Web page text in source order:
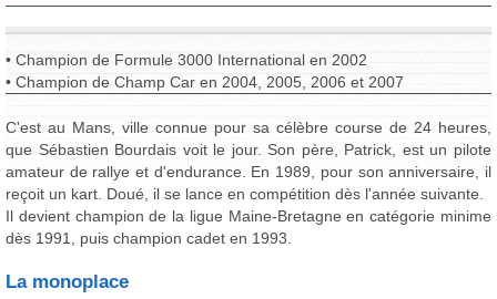
• Champion de Formule 3000 International en 2002
• Champion de Champ Car en 2004, 2005, 2006 et 2007
C'est au Mans, ville connue pour sa célèbre course de 24 heures,
que Sébastien Bourdais voit le jour. Son père, Patrick, est un pilote
amateur de rallye et d'endurance. En 1989, pour son anniversaire, il
reçoit un kart. Doué, il se lance en compétition dès l'année suivante.
Il devient champion de la ligue Maine-Bretagne en catégorie minime
dès 1991, puis champion cadet en 1993.
La monoplace